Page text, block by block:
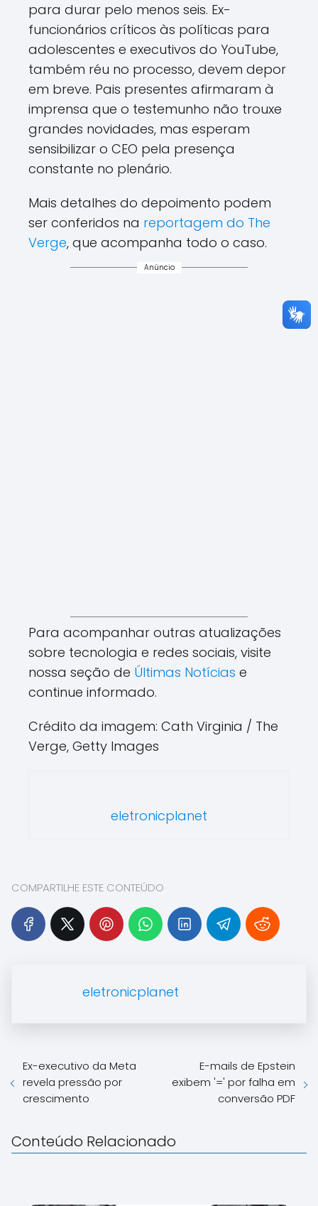
para durar pelo menos seis. Ex-
funcionários críticos às políticas para
adolescentes e executivos do YouTube,
também réu no processo, devem depor
em breve. Pais presentes afirmaram à
imprensa que o testemu­nho não trouxe
grandes novidades, mas esperam
sensibilizar o CEO pela presença
constante no plenário.
Mais detalhes do depoimento podem
ser conferidos na reportagem do The
Verge, que acompanha todo o caso.
Anúncio
Para acompanhar outras atualizações
sobre tecnologia e redes sociais, visite
nossa seção de Últimas Notícias e
continue informado.
Crédito da imagem: Cath Virginia / The
Verge, Getty Images
eletronicplanet
COMPARTILHE ESTE CONTEÚDO
eletronicplanet
Ex-executivo da Meta
revela pressão por
crescimento
E-mails de Epstein
exibem '=' por falha em
conversão PDF
Conteúdo Relacionado